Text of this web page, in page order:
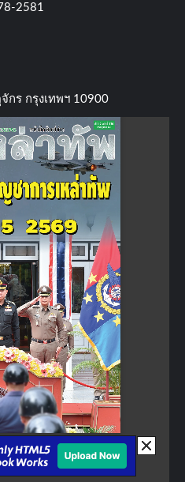
2581
กร​ กรุงเทพฯ 10900